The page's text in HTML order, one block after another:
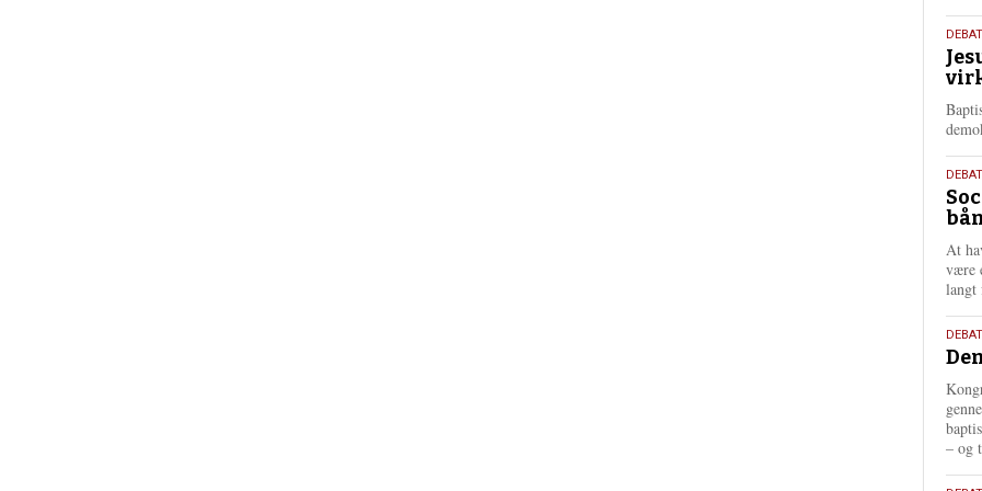
18.
maj
DEBAT
18.
maj
DEBAT
At
være
18.
maj
DEBAT
– og